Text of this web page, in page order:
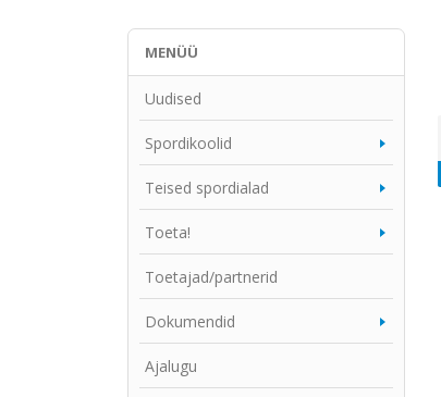
MENÜÜ
Uudised
Spordikoolid
Teised spordialad
Toeta!
Toetajad/partnerid
Dokumendid
Ajalugu